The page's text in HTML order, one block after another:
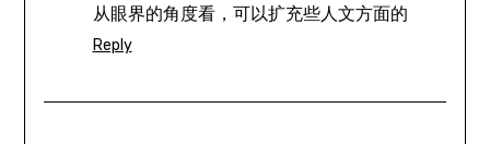
从眼界的角度看，可以扩充些人文方面的
Reply